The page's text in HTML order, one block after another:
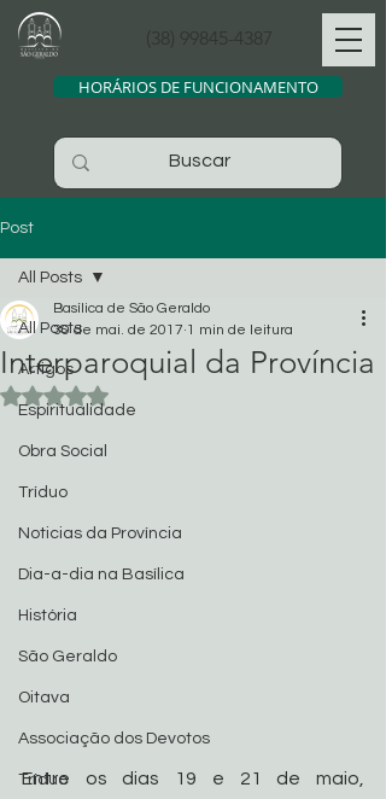
(38) 99845-4387
HORÁRIOS DE FUNCIONAMENTO
Post
All Posts
Artigos
Espiritualidade
Obra Social
Tríduo
Noticias da Província
Dia-a-dia na Basílica
História
São Geraldo
Oitava
Associação dos Devotos
Tríduo
All Posts
Interparoquial da Província
Basílica de São Geraldo
30 de mai. de 2017 1 min de leitura
Avaliado com NaN de 5 estrelas.
Entre os dias 19 e 21 de maio,